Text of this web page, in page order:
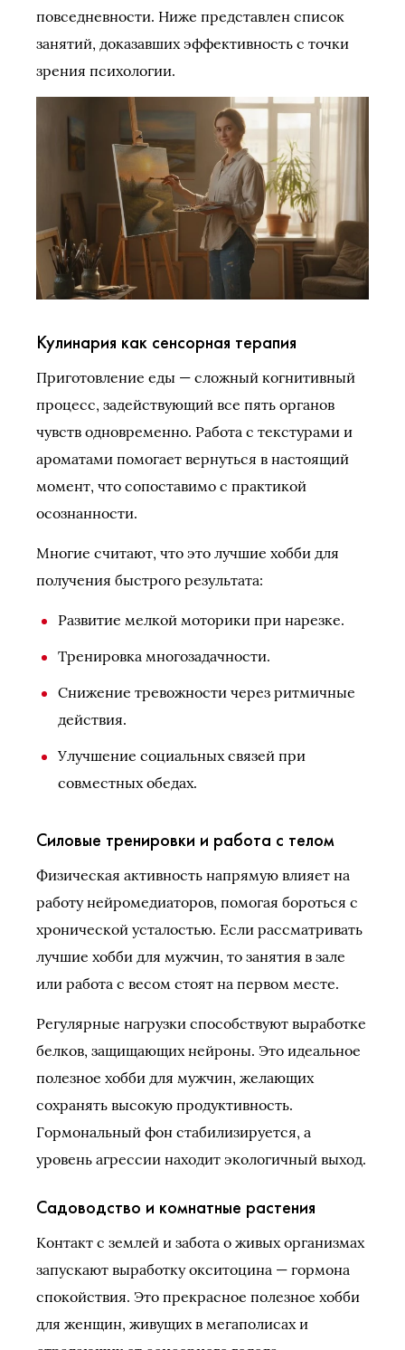
повседневности. Ниже представлен список
занятий, доказавших эффективность с точки
зрения психологии.
Кулинария как сенсорная терапия
Приготовление еды — сложный когнитивный
процесс, задействующий все пять органов
чувств одновременно. Работа с текстурами и
ароматами помогает вернуться в настоящий
момент, что сопоставимо с практикой
осознанности.
Многие считают, что это лучшие хобби для
получения быстрого результата:
Развитие мелкой моторики при нарезке.
Тренировка многозадачности.
Снижение тревожности через ритмичные
действия.
Улучшение социальных связей при
совместных обедах.
Силовые тренировки и работа с телом
Физическая активность напрямую влияет на
работу нейромедиаторов, помогая бороться с
хронической усталостью. Если рассматривать
лучшие хобби для мужчин, то занятия в зале
или работа с весом стоят на первом месте.
Регулярные нагрузки способствуют выработке
белков, защищающих нейроны. Это идеальное
полезное хобби для мужчин, желающих
сохранять высокую продуктивность.
Гормональный фон стабилизируется, а
уровень агрессии находит экологичный выход.
Садоводство и комнатные растения
Контакт с землей и забота о живых организмах
запускают выработку окситоцина — гормона
спокойствия. Это прекрасное полезное хобби
для женщин, живущих в мегаполисах и